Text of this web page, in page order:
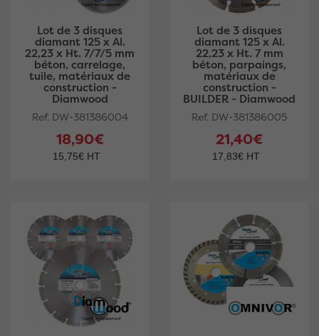
Lot de 3 disques
diamant 125 x Al.
22,23 x Ht. 7/7/5 mm
béton, carrelage,
tuile, matériaux de
construction -
Diamwood
Ref. DW-381386004
18,90€
15,75€ HT
Lot de 3 disques
diamant 125 x Al.
22,23 x Ht. 7 mm
béton, parpaings,
matériaux de
construction -
BUILDER - Diamwood
Ref. DW-381386005
21,40€
17,83€ HT